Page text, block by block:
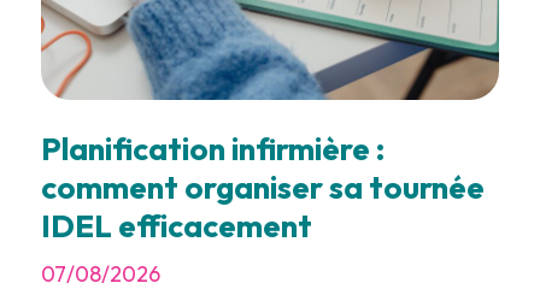
Planification infirmière :
comment organiser sa tournée
IDEL efficacement
07/08/2026